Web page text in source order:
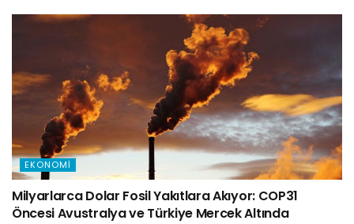
EKONOMI
Milyarlarca Dolar Fosil Yakıtlara Akıyor: COP31
Öncesi Avustralya ve Türkiye Mercek Altında